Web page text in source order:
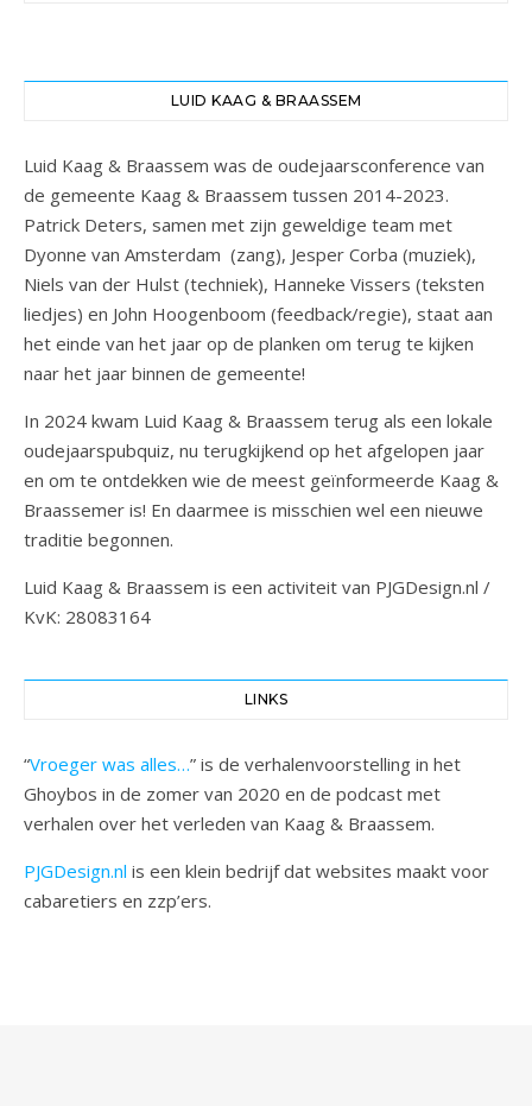
LUID KAAG & BRAASSEM
Luid Kaag & Braassem was de oudejaarsconference van
de gemeente Kaag & Braassem tussen 2014-2023.
Patrick Deters, samen met zijn geweldige team met
Dyonne van Amsterdam (zang), Jesper Corba (muziek),
Niels van der Hulst (techniek), Hanneke Vissers (teksten
liedjes) en John Hoogenboom (feedback/regie), staat aan
het einde van het jaar op de planken om terug te kijken
naar het jaar binnen de gemeente!
In 2024 kwam Luid Kaag & Braassem terug als een lokale
oudejaarspubquiz, nu terugkijkend op het afgelopen jaar
en om te ontdekken wie de meest geïnformeerde Kaag &
Braassemer is! En daarmee is misschien wel een nieuwe
traditie begonnen.
Luid Kaag & Braassem is een activiteit van PJGDesign.nl /
KvK: 28083164
LINKS
“Vroeger was alles…” is de verhalenvoorstelling in het
Ghoybos in de zomer van 2020 en de podcast met
verhalen over het verleden van Kaag & Braassem.
PJGDesign.nl is een klein bedrijf dat websites maakt voor
cabaretiers en zzp’ers.